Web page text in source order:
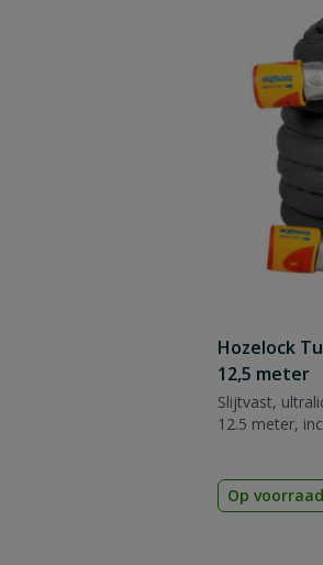
Hozelock
12,5 meter
Slijtvast,
12.5 meter,
Op voorraad